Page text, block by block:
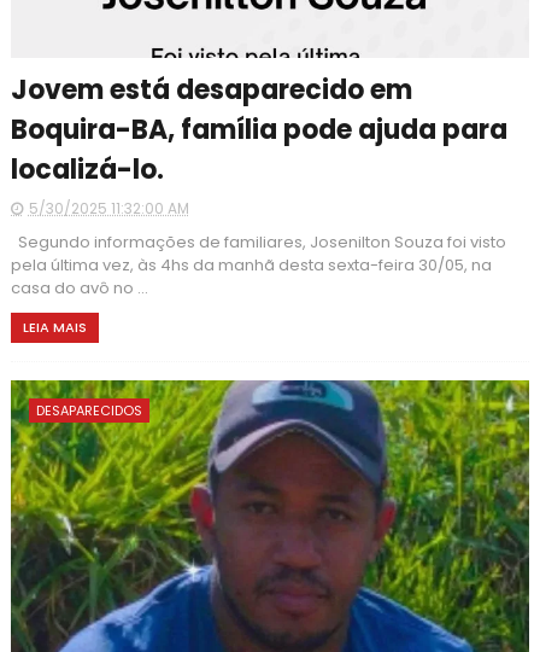
Jovem está desaparecido em
Boquira-BA, família pode ajuda para
localizá-lo.
5/30/2025 11:32:00 AM
Segundo informações de familiares, Josenilton Souza foi visto
pela última vez, às 4hs da manhã desta sexta-feira 30/05, na
casa do avô no ...
LEIA MAIS
DESAPARECIDOS